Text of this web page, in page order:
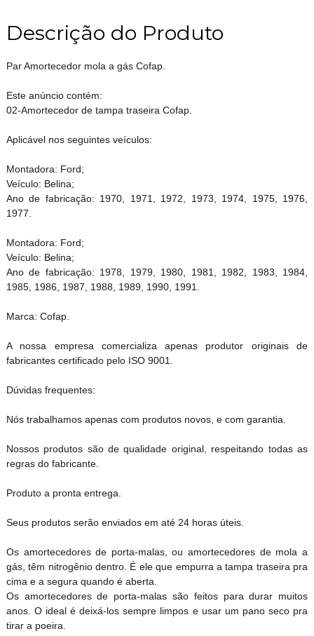
Descrição do Produto
Par Amortecedor mola a gás Cofap.
Este anúncio contém:
02-Amortecedor de tampa traseira Cofap.
Aplicável nos seguintes veículos:
Montadora: Ford;
Veículo: Belina;
Ano de fabricação: 1970, 1971, 1972, 1973, 1974, 1975, 1976,
1977.
Montadora: Ford;
Veículo: Belina;
Ano de fabricação: 1978, 1979, 1980, 1981, 1982, 1983, 1984,
1985, 1986, 1987, 1988, 1989, 1990, 1991.
Marca: Cofap.
A nossa empresa comercializa apenas produtor originais de
fabricantes certificado pelo ISO 9001.
Dúvidas frequentes:
Nós trabalhamos apenas com produtos novos, e com garantia.
Nossos produtos são de qualidade original, respeitando todas as
regras do fabricante.
Produto a pronta entrega.
Seus produtos serão enviados em até 24 horas úteis.
Os amortecedores de porta-malas, ou amortecedores de mola a
gás, têm nitrogênio dentro. É ele que empurra a tampa traseira pra
cima e a segura quando é aberta.
Os amortecedores de porta-malas são feitos para durar muitos
anos. O ideal é deixá-los sempre limpos e usar um pano seco pra
tirar a poeira.